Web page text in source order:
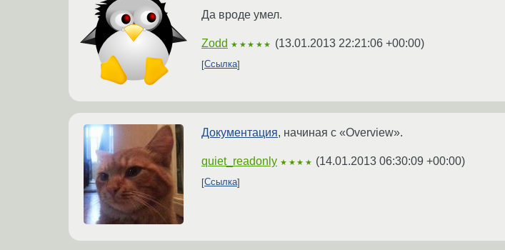
Да вроде умел.
Zodd ★★★★★ (13.01.2013 22:21:06 +00:00)
Ссылка
Документация, начиная с «Overview».
quiet_readonly ★★★★ (14.01.2013 06:30:09 +00:00)
Ссылка